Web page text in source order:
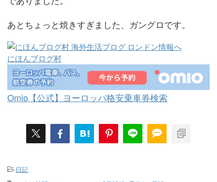
あとちょっと焼きすぎました、ガングロです。
にほんブログ村
Omio【公式】ヨーロッパ格安乗車券検索
-日記